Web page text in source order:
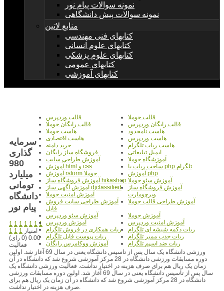
نمونه سوالات پیام نور
نمونه سوالات پیش دانشگاهی
منابع لاتین
کتابهای فنی مهندسی
کتابهای علوم انسانی
کتابهای علوم پزشکی
کتابهای عمومی
کتابهای آموزشی
قالب جوملا
قالب وردپرس
قالب رایگان وردپرس
قالب رایگان جوملا
هاست نامحدود
هاست جوملا
هاست وردپرس
هاست اقتصادی
هاست ربات تلگرام
خرید دامنه
ایمیل تبلیغاتی
فروشگاه ساز رایگان
آموزشگاه جوملا
آموزش طراحی سایت
ساخت ربات با php تلگرام
آموزش html و css
آموزش php
آموزش rsform جوملا
آموزش سئو جوملا آموزش فروشگاه ساز hikashop
آموزش فروشگاه ساز
ویرچومارت
آموزش آگهی ساز djclassified
آموزش امنیت جوملا
آموزش طراحی قالب جوملا
آموزش طراحی سایت فروش
فایل
آموزش جوملا
آموزش سئو وردپرس
آموزش امنیت وردپرس
آموزش وردپرس
ربات دکمه شیشه ای تلگرام
ربات همکاری در فروش تلگرام
ربات جذب ممبر تلگرام
ربات پیوست فایل تلگرام
ربات ضد اسپم تلگرام
آموزش ووکامرس رایگان
سرمایه
گذاری
980
میلیارد
تومانی
دانشگاه
پیام نور
1 1 1 1 1 1 1
1 1 1 امتیاز
0.00 (0 رای)
فعالیت
ورزشی دانشگاه یک سال پس از تاسیس دانشگاه یعنی در سال 69 آغاز شد. اولین
دوره مسابقات ورزشی دانشگاه در 28 مرکز آموزشی شروع شد که دانشگاه در آن
زمان یک ریال هم برای صرف هزینه در اختیار نداشت. فعالیت ورزشی دانشگاه یک
سال پس از تاسیس دانشگاه یعنی در سال 69 آغاز شد. اولین دوره مسابقات ورزشی
دانشگاه در 28 مرکز آموزشی شروع شد که دانشگاه در آن زمان یک ریال هم برای
صرف هزینه در اختیار نداشت.